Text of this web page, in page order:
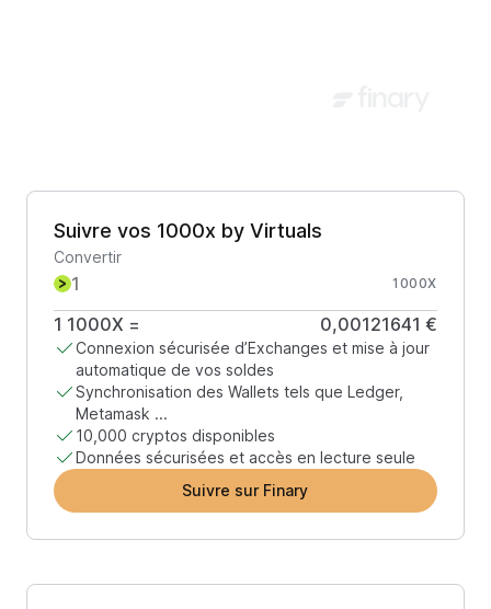
Suivre vos 1000x by Virtuals
Convertir
1000X
1 1000X = 0,00121641 €
Connexion sécurisée d’Exchanges et mise à jour
automatique de vos soldes
Synchronisation des Wallets tels que Ledger,
Metamask ...
10,000 cryptos disponibles
Données sécurisées et accès en lecture seule
Suivre sur Finary